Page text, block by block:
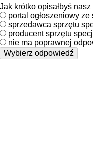
Jak krótko opisałbyś
portal ogłoszeniowy
sprzedawca sprzętu
producent sprzętu
nie ma poprawnej
Wybierz odpowiedź